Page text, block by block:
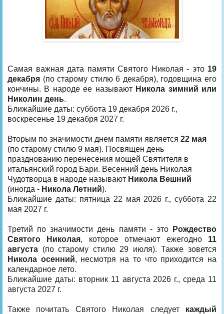
Самая важная дата памяти Святого Николая - это 19
декабря (по старому стилю 6 декабря), годовщина его
кончины. В народе ее называют Никола зимний или
Николин день.
Ближайшие даты: суббота 19 декабря 2026 г.,
воскресенье 19 декабря 2027 г.
Вторым по значимости днем памяти является 22 мая
(по старому стилю 9 мая). Посвящен день
празднованию перенесения мощей Святителя в
итальянский город Бари. Весенний день Николая
Чудотворца в народе называют Никола Вешний
(иногда - Никола Летний).
Ближайшие даты: пятница 22 мая 2026 г., суббота 22
мая 2027 г.
Третий по значимости день памяти - это
Рождество
Святого Николая, которое отмечают ежегодно 11
августа (по старому стилю 29 июля). Также зовется
Никола осенний, несмотря на то что приходится на
календарное лето.
Ближайшие даты: вторник 11 августа 2026 г., среда 11
августа 2027 г.
Также почитать Святого Николая следует каждый